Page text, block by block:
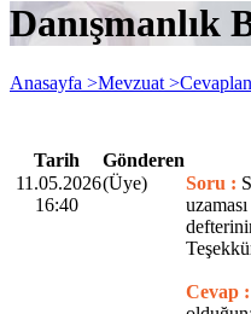
Danışmanlık
Anasayfa >Mevzuat >
Tarih
Gönderen
11.05.2026
16:40
(Üye) Soru :
Cevap :